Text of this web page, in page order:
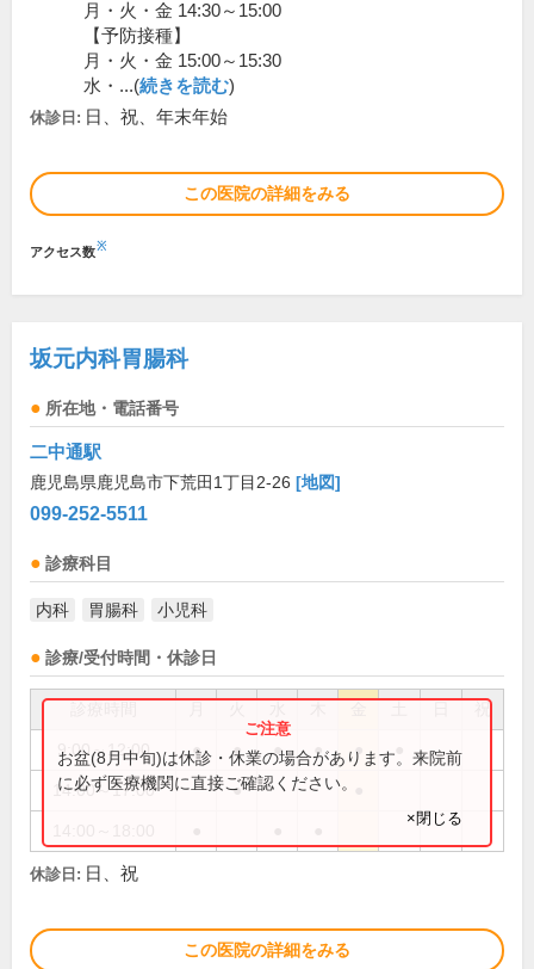
月・火・金 14:30～15:00
【予防接種】
月・火・金 15:00～15:30
水・...(続きを読む)
休診日: 日、祝、年末年始
この医院の詳細をみる
アクセス数※
坂元内科胃腸科
所在地・電話番号
二中通駅
鹿児島県鹿児島市下荒田1丁目2-26 [地図]
099-252-5511
診療科目
内科 胃腸科 小児科
診療/受付時間・休診日
祝
9:00～12:00 ● ● ● ● ●
14:00～17:00 ●
お盆(8月中旬)は休診・休業の場合があります。来院前
に必ず医療機関に直接ご確認ください。
×閉じる
休診日: 日、祝
この医院の詳細をみる